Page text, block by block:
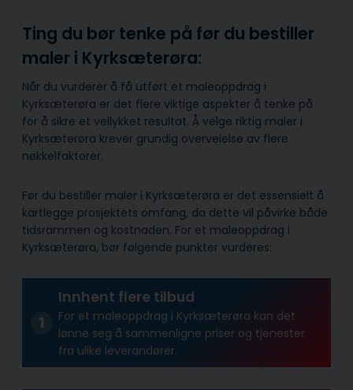
Ting du bør tenke på før du bestiller
maler i Kyrksæterøra:
Når du vurderer å få utført et maleoppdrag i
Kyrksæterøra er det flere viktige aspekter å tenke på
for å sikre et vellykket resultat. Å velge riktig maler i
Kyrksæterøra krever grundig overveielse av flere
nøkkelfaktorer.
Før du bestiller maler i Kyrksæterøra er det essensielt å
kartlegge prosjektets omfang, da dette vil påvirke både
tidsrammen og kostnaden. For et maleoppdrag i
Kyrksæterøra, bør følgende punkter vurderes:
Innhent flere tilbud
For et maleoppdrag i Kyrksæterøra kan det
lønne seg å sammenligne priser og tjenester
fra ulike leverandører.